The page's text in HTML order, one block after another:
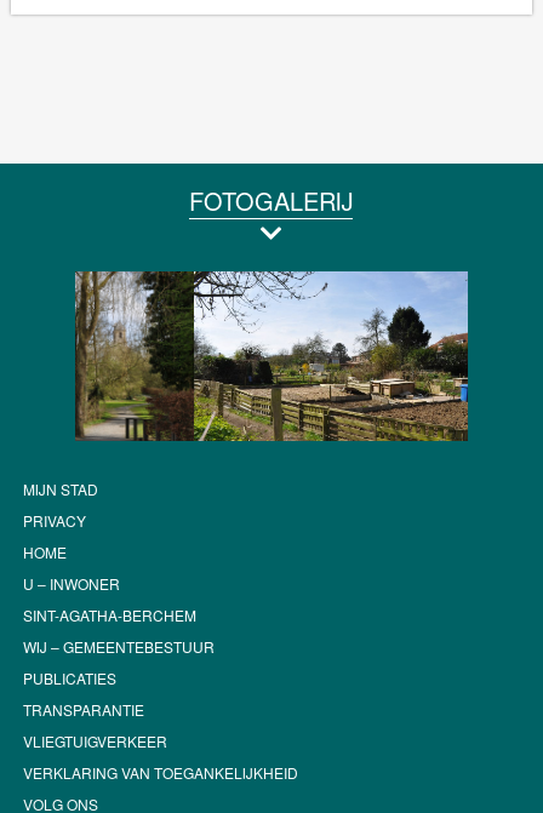
FOTOGALERIJ
MIJN STAD
PRIVACY
HOME
U – INWONER
SINT-AGATHA-BERCHEM
WIJ – GEMEENTEBESTUUR
PUBLICATIES
TRANSPARANTIE
VLIEGTUIGVERKEER
VERKLARING VAN TOEGANKELIJKHEID
VOLG ONS